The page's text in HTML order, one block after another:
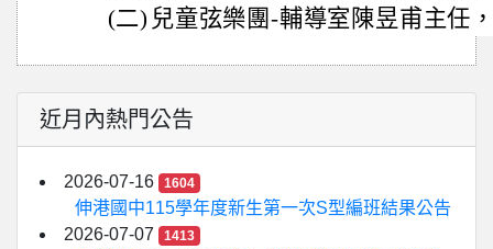
(二) 兒童弦樂團-輔導室陳昱甫主任
近月內熱門公告
2026-07-16 1604
伸港國中115學年度新生第一次S型編班結果公告
2026-07-07
1413